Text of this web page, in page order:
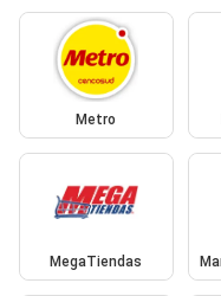
Metro
MegaTiendas